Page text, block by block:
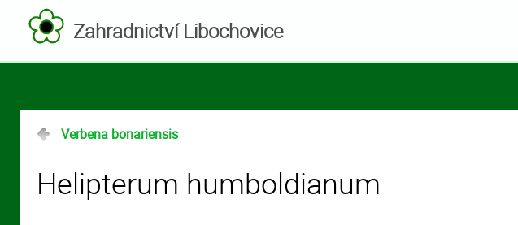
Zahradnictví Libochovice
Verbena bonariensis
Helipterum humboldianum